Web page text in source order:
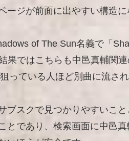
ージが前面に出やすい構造に
of The Sun名義で「
果ではこちらも中邑真輔関
っている人ほど別曲に流され
ブスクで見つかりやすいこ
とであり、検索画面に中邑